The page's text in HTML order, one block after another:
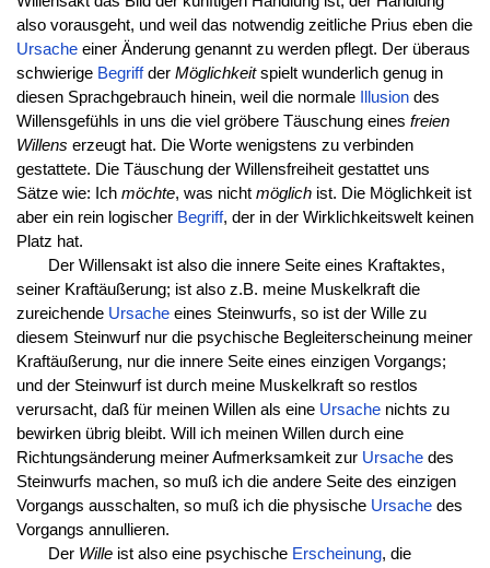
also vorausgeht, und weil das notwendig zeitliche Prius eben die
Ursacheeiner Änderung genannt zu werden pflegt. Der überaus
schwierige Begriffder Möglichkeitspielt wunderlich genug in
diesen Sprachgebrauch hinein, weil die normale
Illusiondes
Willensgefühls in uns die viel gröbere Täuschung eines freien
Willens erzeugt hat. Die Worte wenigstens zu verbinden
gestattete. Die Täuschung der Willensfreiheit gestattet uns
Sätze wie: Ich möchte, was nicht möglichist. Die Möglichkeit ist
aber ein rein logischer Begriff, der in der Wirklichkeitswelt keinen
Platz hat.
Der Willensakt ist also die innere Seite eines Kraftaktes,
seiner Kraftäußerung; ist also z.B. meine Muskelkraft die
zureichende Ursacheeines Steinwurfs, so ist der Wille zu
diesem Steinwurf nur die psychische Begleiterscheinung meiner
Kraftäußerung, nur die innere Seite eines einzigen Vorgangs;
und der Steinwurf ist durch meine Muskelkraft so restlos
verursacht, daß für meinen Willen als eine Ursachenichts zu
bewirken übrig bleibt. Will ich meinen Willen durch eine
Richtungsänderung meiner Aufmerksamkeit zur Ursachedes
Steinwurfs machen, so muß ich die andere Seite des einzigen
Vorgangs ausschalten, so muß ich die physische Ursachedes
Vorgangs annullieren.
Der Willeist also eine psychische Erscheinung, die